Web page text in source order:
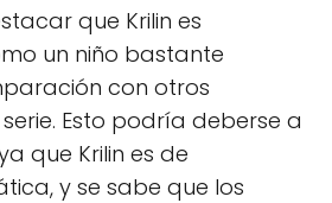
que Krilin es
un niño bastante
con otros
Esto podría deberse a
que Krilin es de
y se sabe que los